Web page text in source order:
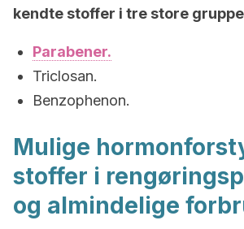
kendte stoffer i tre store
Parabener.
Triclosan.
Benzophenon.
Mulige
stoffer i
og almindelige